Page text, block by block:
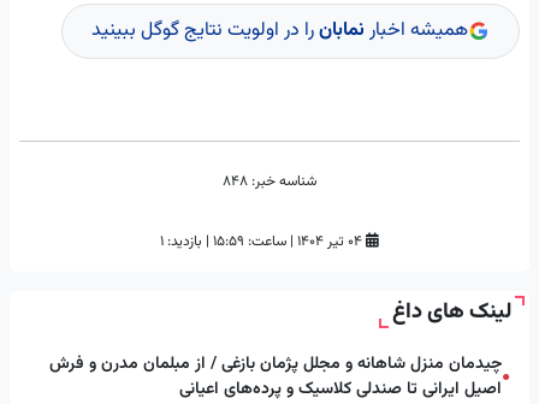
همیشه اخبار نمابانرا در اولویت نتایج گوگل ببینید
شناسه خبر:
| ساعت: ۱۵:۵۹ | بازدید: 1
لینک های داغ
●چیدمان منزل شاهانه و مجلل پژمان بازغی / از مبلمان مدرن و فرش
اصیل ایرانی تا صندلی کلاسیک و پرده‌های اعیانی